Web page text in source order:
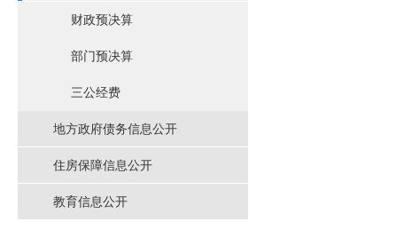
财政预决算
部门预决算
三公经费
地方政府债务信息公开
住房保障信息公开
教育信息公开